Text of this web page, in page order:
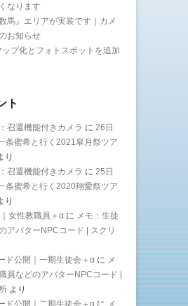
なります
馬』エリアが実装です｜カメ
お知らせ
ップ化とフォトスポットを追加
ト
召還機能付きカメラ に 26日
蜜希と行く2021皐月祭ツア
り
召還機能付きカメラ に 25日
蜜希と行く2020翔愛祭ツア
り
女性教職員＋α に メモ：生徒
アバターNPCコード | スクリ
ド公開｜一期生徒会＋α に メ
員などのアバターNPCコード |
より
ド公開｜二期生徒会＋α に メ